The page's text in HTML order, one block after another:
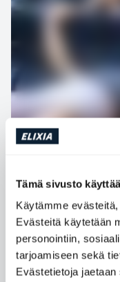
Tämä sivusto
Käytämme
Evästeitä käytetään
personointiin,
tarjoamiseen sekä
Evästetietoja
Tule
Meilläpääset osaksi
työyhteisöä, jossa
kollegoiden kanssa